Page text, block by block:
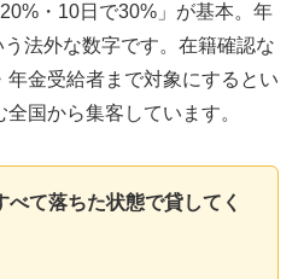
・10日で30%」が基本。年
法外な数字です。在籍確認な
年金受給者まで対象にするとい
国から集客しています。
べて落ちた状態で貸してく